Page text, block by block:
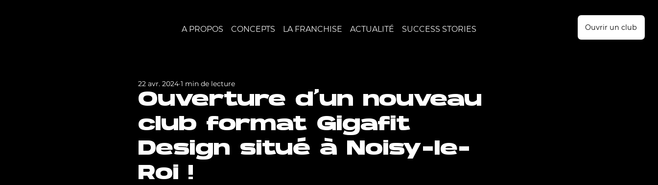
A PROPOS CONCEPTS LA FRANCHISE ACTUALITÉ SUCCESS STORIES Ouvrir un club
Ouverture d'un nouveau
club format Gigafit
Design situé à Noisy-le-
Roi !
22 avr. 2024 1 min de lecture